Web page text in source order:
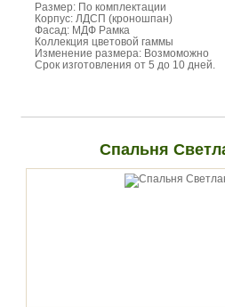
Размер: По комплектации
Корпус: ЛДСП (кроношпан)
Фасад: МДФ Рамка
Коллекция цветовой гаммы
Изменение размера: Возмоможно
Срок изготовления от 5 до 10 дней.
Спальня